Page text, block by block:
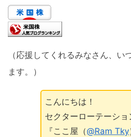
（応援してくれるみなさん、い
ます。）
こんにちは！
セクターローテーショ
『ここ屋（@Ram Tky